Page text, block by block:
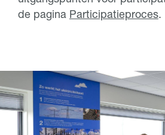
de pagina Participatieproces.